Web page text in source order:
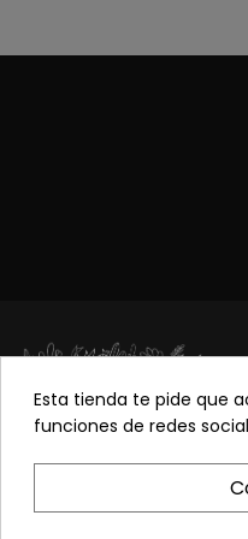
Esta tienda te pide que
funciones de redes